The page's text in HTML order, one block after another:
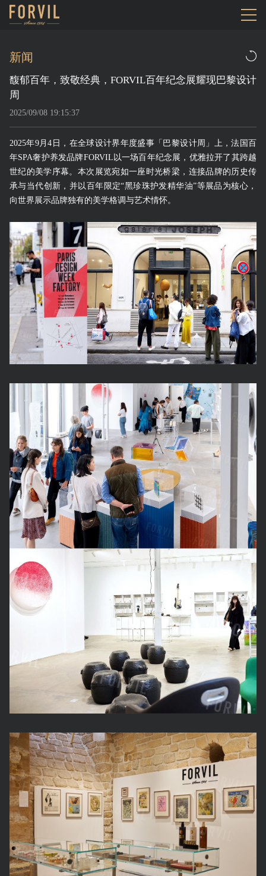
新闻
馥郁百年，致敬经典，FORVIL百年纪念展耀现巴黎设计
周
2025/09/08 19:15:37
2025年9月4日，在全球设计界年度盛事「巴黎设计周」上，法国百
年SPA奢护养发品牌FORVIL以一场百年纪念展，优雅拉开了其跨越
世纪的美学序幕。本次展览宛如一座时光桥梁，连接品牌的历史传
承与当代创新，并以百年限定“黑珍珠护发精华油”等展品为核心，
向世界展示品牌独有的美学格调与艺术情怀。